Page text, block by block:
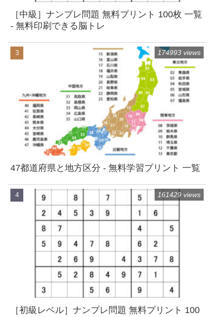
［中級］ナンプレ問題 無料プリント 100枚 一覧
- 無料印刷できる脳トレ
47都道府県と地方区分 - 無料学習プリント 一覧
174993 views
［初級レベル］ナンプレ問題 無料プリント 100
161429 views